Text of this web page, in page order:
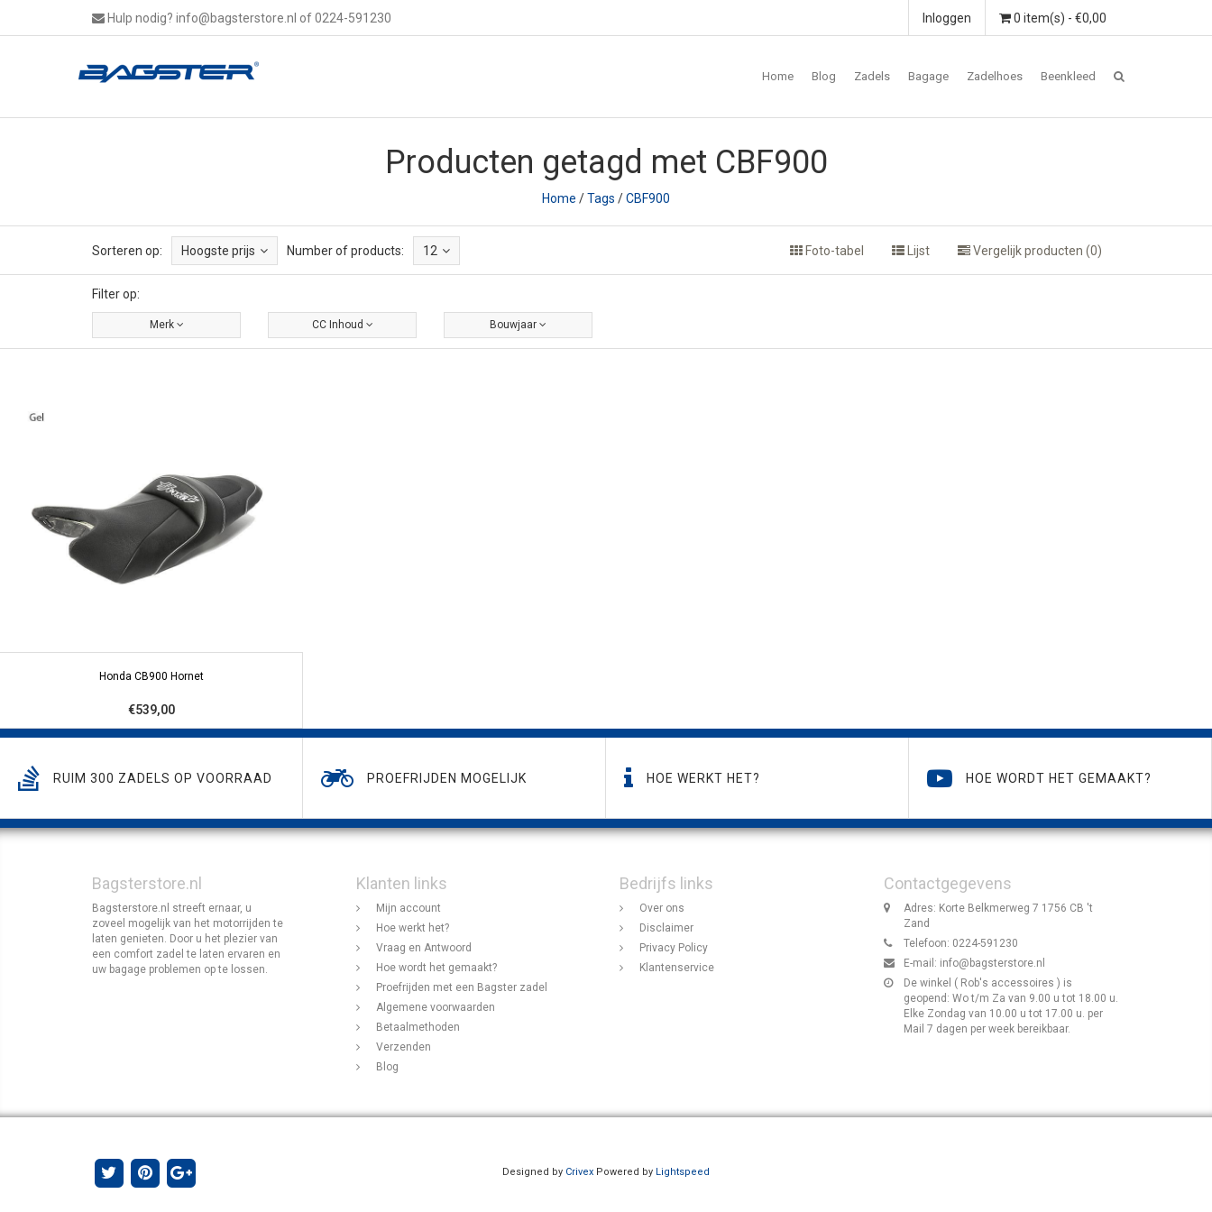
Hulp nodig? info@bagsterstore.nl of 0224-591230 0 item(s) - €0,00
Inloggen
Home Blog Zadels Bagage Zadelhoes Beenkleed
Producten getagd met CBF900
Home /Tags /CBF900
Sorteren op: Hoogste prijs Number of products: 12 Foto-tabel Lijst Vergelijk producten (0)
Filter op:
Merk CC Inhoud Bouwjaar
Honda CB900 Hornet
€539,00
RUIM 300 ZADELS OP VOORRAAD PROEFRIJDEN MOGELIJK HOE WERKT HET? HOE WORDT HET GEMAAKT?
Bagsterstore.nl
Bagsterstore.nl streeft ernaar, u
zoveel mogelijk van het motorrijden te
laten genieten. Door u het plezier van
een comfort zadel te laten ervaren en
uw bagage problemen op te lossen.
Klanten links
Mijn account
Hoe werkt het?
Vraag en Antwoord
Hoe wordt het gemaakt?
Proefrijden met een Bagster zadel
Algemene voorwaarden
Betaalmethoden
Verzenden
Blog
Bedrijfs links
Over ons
Disclaimer
Privacy Policy
Klantenservice
Contactgegevens
Adres: Korte Belkmerweg 7 1756 CB 't
Zand
Telefoon: 0224-591230
E-mail: info@bagsterstore.nl
De winkel ( Rob's accessoires ) is
geopend: Wo t/m Za van 9.00 u tot 18.00 u.
Elke Zondag van 10.00 u tot 17.00 u. per
Mail 7 dagen per week bereikbaar.
Designed by Crivex Powered by Lightspeed